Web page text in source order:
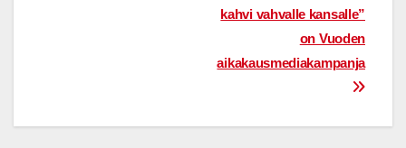
kahvi vahvalle kansalle”
on Vuoden
aikakausmediakampanja